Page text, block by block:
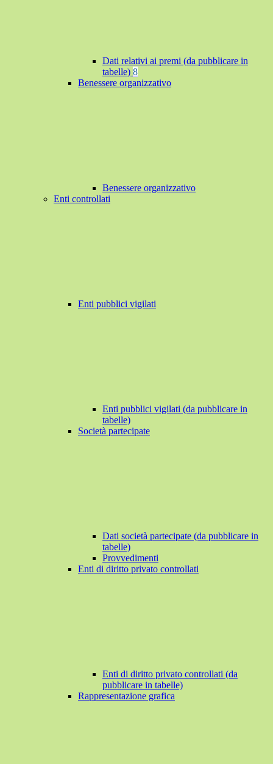
Dati relativi ai premi (da pubblicare in
tabelle) 8
Benessere organizzativo
Benessere organizzativo
Enti controllati
Enti pubblici vigilati
Enti pubblici vigilati (da pubblicare in
tabelle)
Società partecipate
Dati società partecipate (da pubblicare in
tabelle)
Provvedimenti
Enti di diritto privato controllati
Enti di diritto privato controllati (da
pubblicare in tabelle)
Rappresentazione grafica